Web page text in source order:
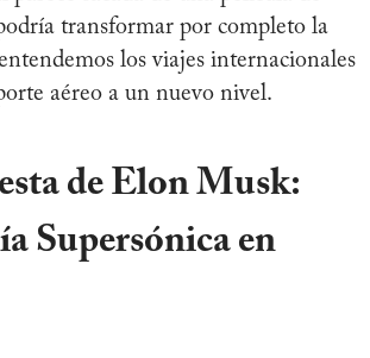
transformar por completo la
los viajes internacionales
aéreo a un nuevo nivel.
de Elon Musk:
Supersónica en